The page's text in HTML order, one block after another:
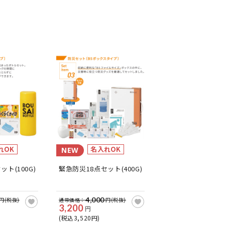
OK
ト(100G)
(税抜)
NEW 名入れOK
緊急防災18点セット(400G)
通常価格：4,000円(税抜)
3,200 円
(税込3,520円)